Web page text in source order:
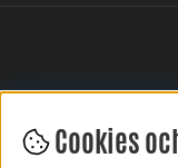
Cookies